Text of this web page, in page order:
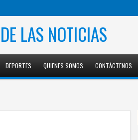
LAS NOTICIAS
DEPORTES QUIENES SOMOS CONTÁCTENOS